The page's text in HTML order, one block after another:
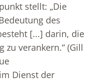
stellt: „Die
des
[...] darin, die
zu verankern.“ (Gill
Dienst der